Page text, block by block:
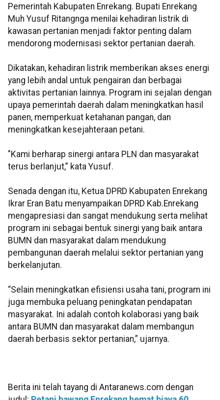
Pemerintah Kabupaten Enrekang. Bupati Enrekang
Muh Yusuf Ritangnga menilai kehadiran listrik di
kawasan pertanian menjadi faktor penting dalam
mendorong modernisasi sektor pertanian daerah.
Dikatakan, kehadiran listrik memberikan akses energi
yang lebih andal untuk pengairan dan berbagai
aktivitas pertanian lainnya. Program ini sejalan dengan
upaya pemerintah daerah dalam meningkatkan hasil
panen, memperkuat ketahanan pangan, dan
meningkatkan kesejahteraan petani.
"Kami berharap sinergi antara PLN dan masyarakat
terus berlanjut,” kata Yusuf.
Senada dengan itu, Ketua DPRD Kabupaten Enrekang
Ikrar Eran Batu menyampaikan DPRD Kab.Enrekang
mengapresiasi dan sangat mendukung serta melihat
program ini sebagai bentuk sinergi yang baik antara
BUMN dan masyarakat dalam mendukung
pembangunan daerah melalui sektor pertanian yang
berkelanjutan.
“Selain meningkatkan efisiensi usaha tani, program ini
juga membuka peluang peningkatan pendapatan
masyarakat. Ini adalah contoh kolaborasi yang baik
antara BUMN dan masyarakat dalam membangun
daerah berbasis sektor pertanian,” ujarnya.
Berita ini telah tayang di Antaranews.com dengan